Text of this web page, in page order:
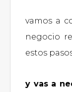
vamos a
negocio
estos
y vas a